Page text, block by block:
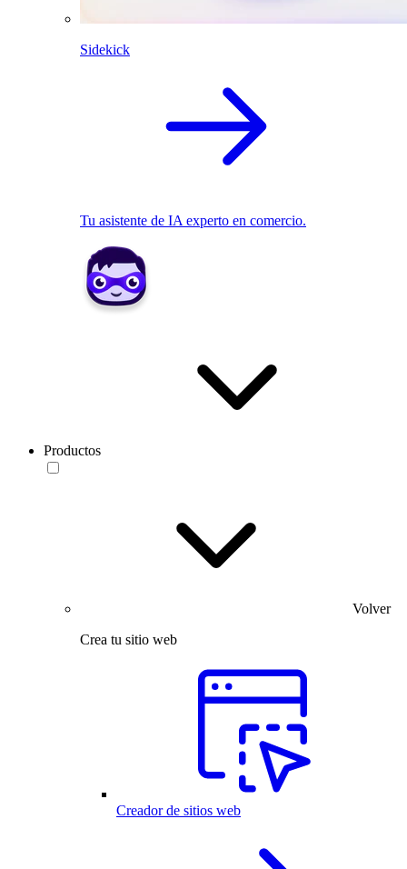
Sidekick
Tu asistente de IA experto en comercio.
Productos
Volver
Crea tu sitio web
Creador de sitios web